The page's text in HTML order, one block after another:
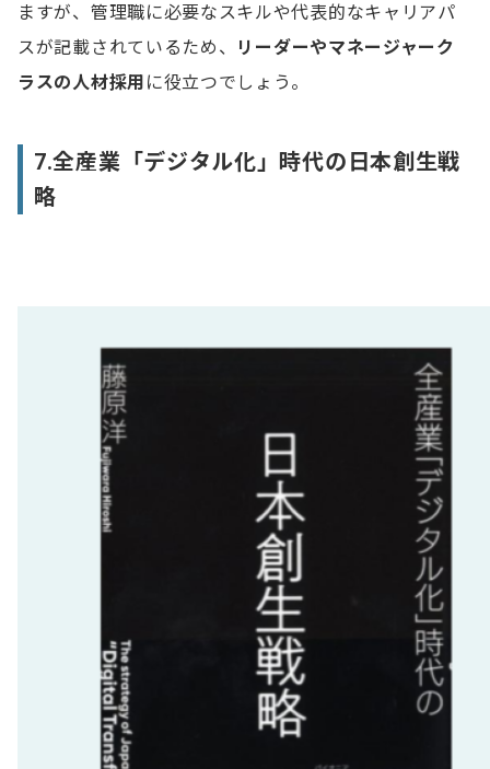
ますが、管理職に必要なスキルや代表的なキャリアパ
スが記載されているため、
リーダーやマネージャーク
ラスの人材採用 に役立つでしょう。
7.全産業「デジタル化」時代の日本創生戦
略